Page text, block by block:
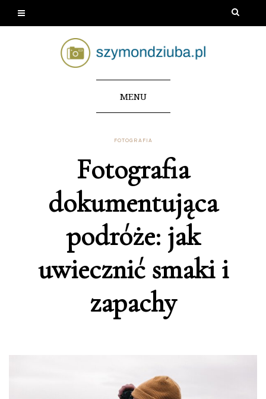
MENU
FOTOGRAFIA
Fotografia
dokumentująca
podróże: jak
uwiecznić smaki i
zapachy